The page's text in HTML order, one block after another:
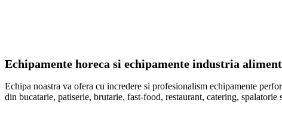
Echipamente horeca si echipamente industria
Echipa noastra va ofera cu incredere si profesionalism echipamente
din bucatarie, patiserie, brutarie, fast-food, restaurant, catering,